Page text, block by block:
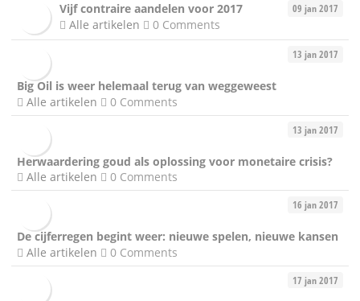
09 jan 2017
Vijf contraire aandelen voor 2017
Alle artikelen
0 Comments
13 jan 2017
Big Oil is weer helemaal terug van weggeweest
Alle artikelen
0 Comments
13 jan 2017
Herwaardering goud als oplossing voor monetaire crisis?
Alle artikelen
0 Comments
16 jan 2017
De cijferregen begint weer: nieuwe spelen, nieuwe kansen
Alle artikelen
0 Comments
17 jan 2017